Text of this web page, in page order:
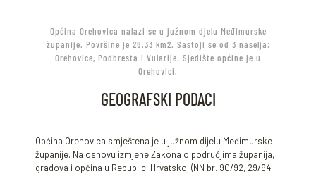
Općina Orehovica nalazi se u južnom djelu Međimurske
županije. Površine je 28.33 km2. Sastoji se od 3 naselja:
Orehovice, Podbresta i Vularije. Sjedište općine je u
Orehovici.
GEOGRAFSKI PODACI
Općina Orehovica smještena je u južnom dijelu Međimurske
županije. Na osnovu izmjene Zakona o područjima županija,
gradova i općina u Republici Hrvatskoj (NN br. 90/92, 29/94 i